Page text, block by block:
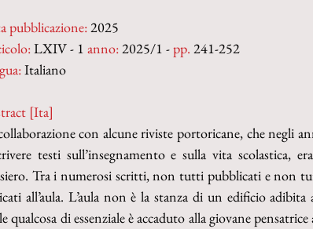
pubblicazione: 2025
LXIV - 1 anno: 2025/1 - pp. 241-252
Italiano
[Ita]
con alcune riviste portoricane, che negli
testi sull’insegnamento e sulla vita scolastica,
Tra i numerosi scritti, non tutti pubblicati e non
all’aula. L’aula non è la stanza di un edificio
qualcosa di essenziale è accaduto alla giovane